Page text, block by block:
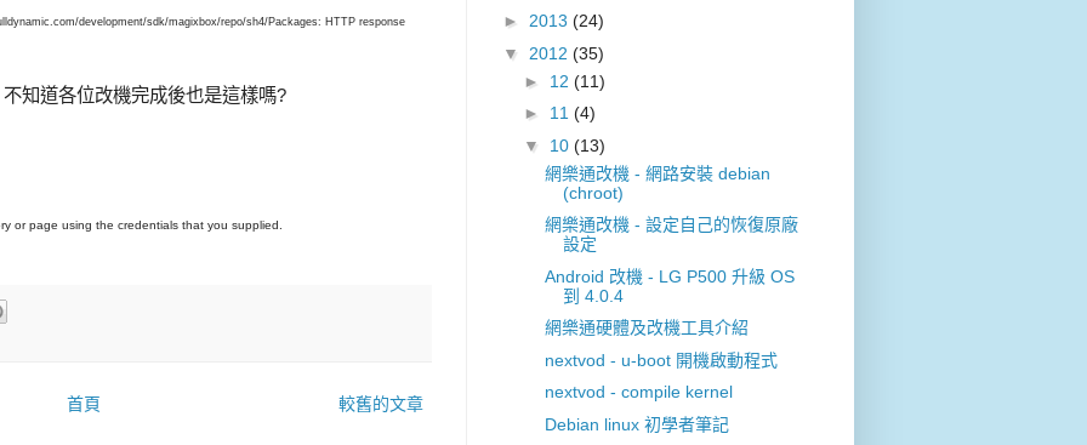
development/sdk/magixbox/repo/sh4/Packages: HTTP response
知道各位改機完成後也是這樣嗎?
or page using the credentials that you supplied.
較舊的文章
首頁
► 2013 (24)
▼ 2012 (35)
► 12 (11)
► 11 (4)
▼ 10 (13)
網樂通改機 - 網路安裝 debian
(chroot)
網樂通改機 - 設定自己的恢復原廠
設定
Android 改機 - LG P500 升級 OS
到 4.0.4
網樂通硬體及改機工具介紹
nextvod - u-boot 開機啟動程式
nextvod - compile kernel
Debian linux 初學者筆記